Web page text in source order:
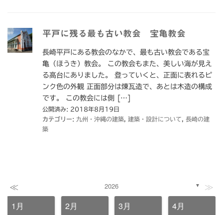
平戸に残る最も古い教会 宝亀教会
長崎平戸にある教会のなかで、最も古い教会である宝
亀（ほうき）教会。 この教会もまた、美しい海が見え
る高台にありました。 登っていくと、正面に表れるピ
ンク色の外観 正面部分は煉瓦造で、あとは木造の構成
です。 この教会には側 […]
公開済み: 2018年8月19日
カテゴリー: 九州・沖縄の建築 建築・設計について
長崎の建
築
≪ 2026 ▼ ≫
1月 2月 3月 4月